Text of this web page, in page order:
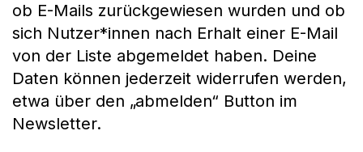
ob E-Mails zurückgewiesen wurden und ob
sich Nutzer*innen nach Erhalt einer E-Mail
von der Liste abgemeldet haben. Deine
Daten können jederzeit widerrufen werden,
etwa über den „abmelden“ Button im
Newsletter.